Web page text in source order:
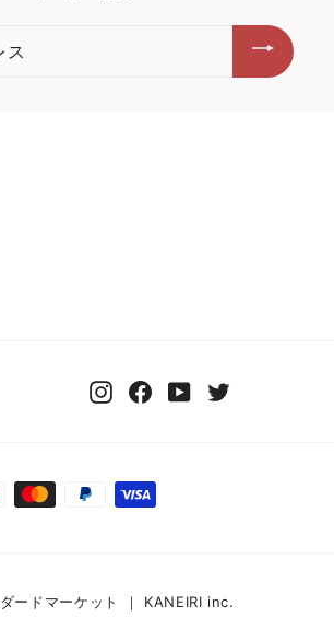
InstagramFacebookYouTube
ードマーケット ｜ KANEIRI inc.